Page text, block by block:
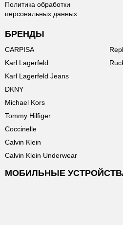
Политика обработки
персональных данных
БРЕНДЫ
CARPISA
Karl Lagerfeld
Karl Lagerfeld Jeans
DKNY
Michael Kors
Tommy Hilfiger
Coccinelle
Calvin Klein
Calvin Klein Underwear
МОБИЛЬНЫЕ